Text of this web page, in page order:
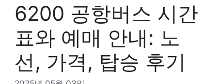
6200 공항버스 시간
표와 예매 안내: 노
선, 가격, 탑승 후기